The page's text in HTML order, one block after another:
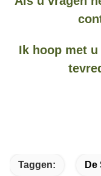
Ik hoop met
Taggen: De